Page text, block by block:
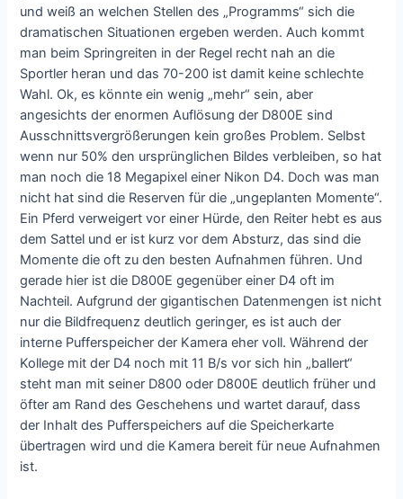
und weiß an welchen Stellen des „Programms“ sich die
dramatischen Situationen ergeben werden. Auch kommt
man beim Springreiten in der Regel recht nah an die
Sportler heran und das 70-200 ist damit keine schlechte
Wahl. Ok, es könnte ein wenig „mehr“ sein, aber
angesichts der enormen Auflösung der D800E sind
Ausschnittsvergrößerungen kein großes Problem. Selbst
wenn nur 50% den ursprünglichen Bildes verbleiben, so hat
man noch die 18 Megapixel einer Nikon D4. Doch was man
nicht hat sind die Reserven für die „ungeplanten Momente“.
Ein Pferd verweigert vor einer Hürde, den Reiter hebt es aus
dem Sattel und er ist kurz vor dem Absturz, das sind die
Momente die oft zu den besten Aufnahmen führen. Und
gerade hier ist die D800E gegenüber einer D4 oft im
Nachteil. Aufgrund der gigantischen Datenmengen ist nicht
nur die Bildfrequenz deutlich geringer, es ist auch der
interne Pufferspeicher der Kamera eher voll. Während der
Kollege mit der D4 noch mit 11 B/s vor sich hin „ballert“
steht man mit seiner D800 oder D800E deutlich früher und
öfter am Rand des Geschehens und wartet darauf, dass
der Inhalt des Pufferspeichers auf die Speicherkarte
übertragen wird und die Kamera bereit für neue Aufnahmen
ist.